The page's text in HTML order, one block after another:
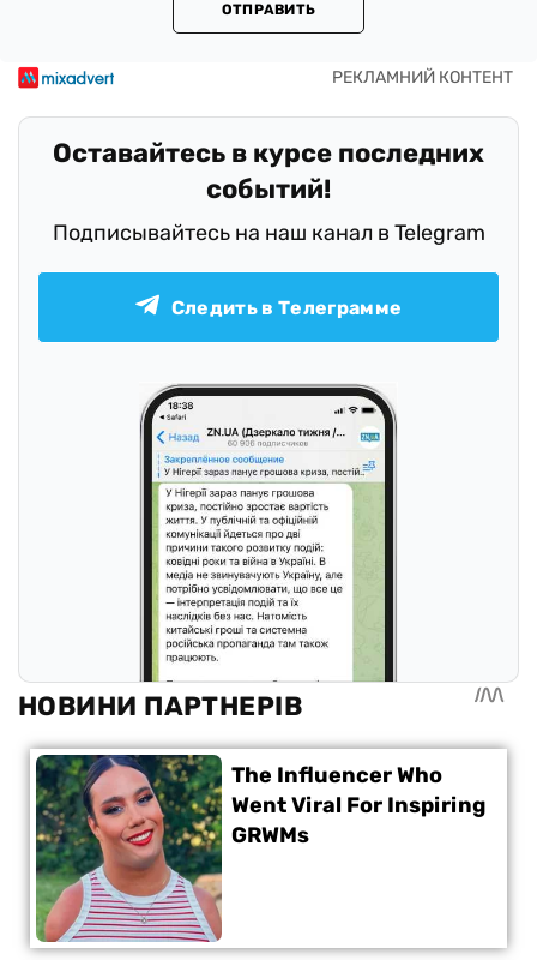
ОТПРАВИТЬ
Оставайтесь в курсе последних
событий!
Подписывайтесь на наш канал в Telegram
Следить в Телеграмме